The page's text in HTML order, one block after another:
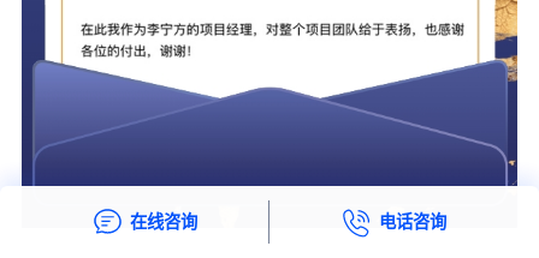
在线咨询 电话咨询